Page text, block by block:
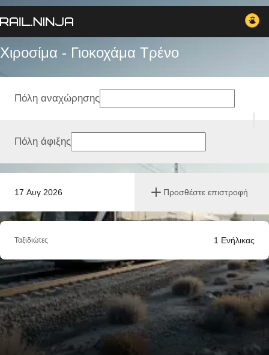
Χιροσίμα - Γιοκοχάμα Tρένο
17 Αυγ 2026 Προσθέστε επιστροφή
Πόλη αναχώρησης
Πόλη άφιξης
Ταξιδιώτες 1 Ενήλικας